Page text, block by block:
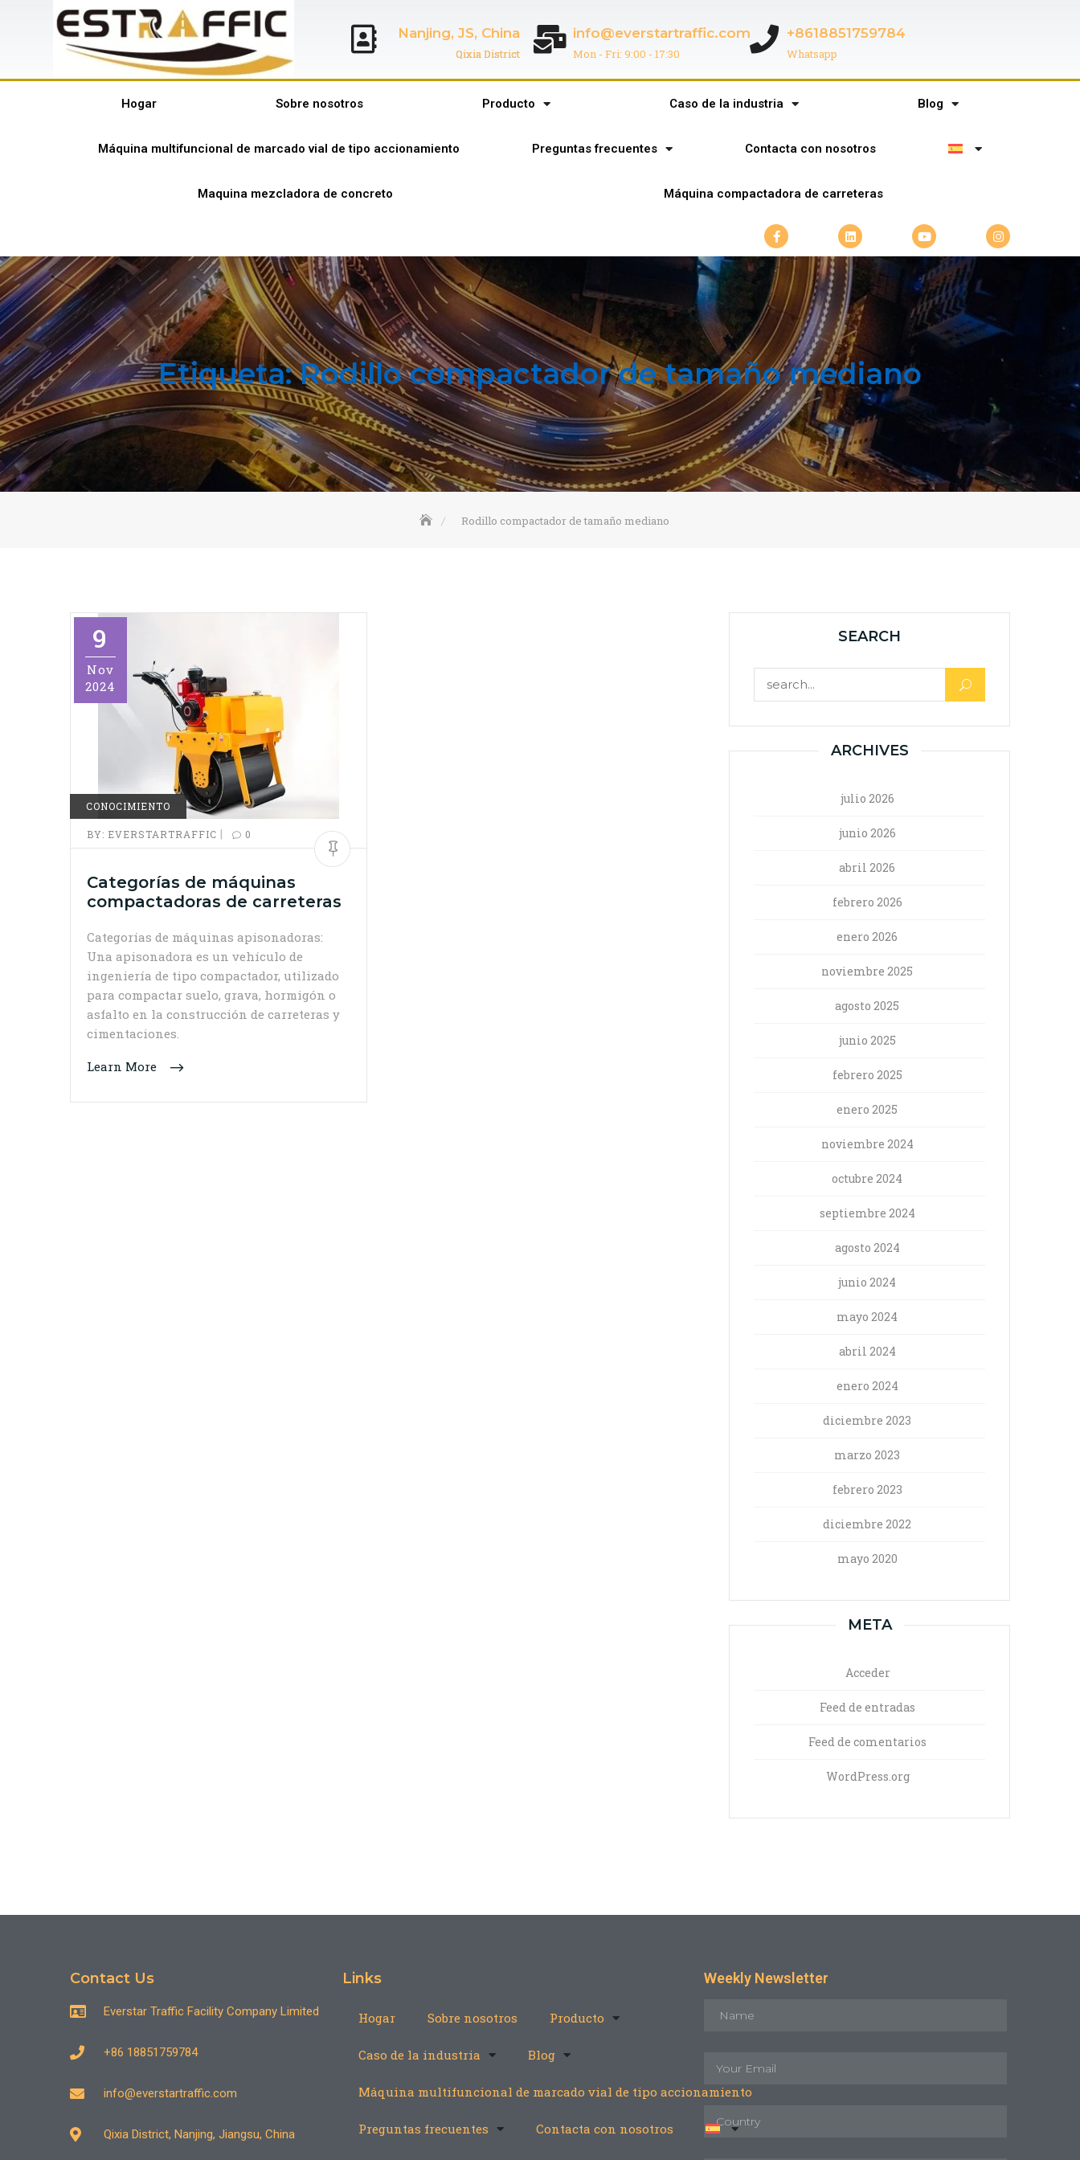
Nanjing, JS, China
Qixia District
info@everstartraffic.com
Mon - Fri: 9:00 - 17:30
+8618851759784
Whatsapp
Hogar Sobre nosotros Producto Caso de la industria Blog
Máquina multifuncional de marcado vial de tipo accionamiento Preguntas frecuentes Contacta con nosotros
Maquina mezcladora de concreto Máquina compactadora de carreteras
Etiqueta:Rodillo compactador de tamaño mediano
Rodillo compactador de tamaño mediano
9
Nov
2024
CONOCIMIENTO
BY: EVERSTARTRAFFIC | 0
Categorías de máquinas
compactadoras de carreteras
Categorías de máquinas apisonadoras:
Una apisonadora es un vehículo de
ingeniería de tipo compactador, utilizado
para compactar suelo, grava, hormigón o
asfalto en la construcción de carreteras y
cimentaciones.
Learn More
SEARCH
ARCHIVES
julio 2026
junio 2026
abril 2026
febrero 2026
enero 2026
noviembre 2025
agosto 2025
junio 2025
febrero 2025
enero 2025
noviembre 2024
octubre 2024
septiembre 2024
agosto 2024
junio 2024
mayo 2024
abril 2024
enero 2024
diciembre 2023
marzo 2023
febrero 2023
diciembre 2022
mayo 2020
META
Acceder
Feed de entradas
Feed de comentarios
WordPress.org
Contact Us
Everstar Traffic Facility Company Limited
+86 18851759784
info@everstartraffic.com
Qixia District, Nanjing, Jiangsu, China
Links
Hogar Sobre nosotros Producto
Caso de la industria Blog
Máquina multifuncional de marcado vial de tipo accionamiento
Preguntas frecuentes Contacta con nosotros
Weekly Newsletter